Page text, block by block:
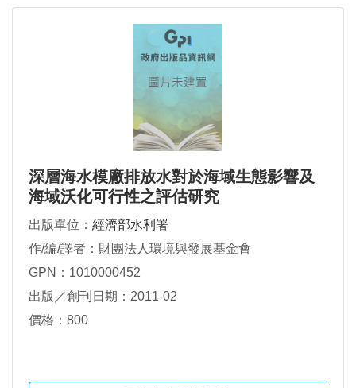
深層海水模廠排放水對於海域生態影響及
海域沃化可行性之評估研究
出版單位： 經濟部水利署
作/編/譯者：財團法人環境與發展基金會
GPN：1010000452
出版／創刊日期：2011-02
價格：800